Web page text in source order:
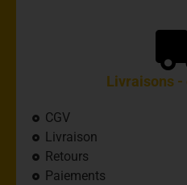
Livraisons -
CGV
Livraison
Retours
Paiements